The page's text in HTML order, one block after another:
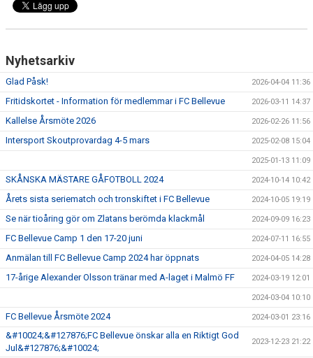
DOMARE
FYSTRÄNING
POLICY SOCIALA MEDIER
FRITIDSKORTET 2026
Nyhetsarkiv
Glad Påsk! 2026-04-04 11:36
Fritidskortet - Information för medlemmar i FC Bellevue 2026-03-11 14:37
Kallelse Årsmöte 2026 2026-02-26 11:56
Intersport Skoutprovardag 4-5 mars 2025-02-08 15:04
2025-01-13 11:09
SKÅNSKA MÄSTARE GÅFOTBOLL 2024 2024-10-14 10:42
Årets sista seriematch och tronskiftet i FC Bellevue 2024-10-05 19:19
Se när tioåring gör om Zlatans berömda klackmål 2024-09-09 16:23
FC Bellevue Camp 1 den 17-20 juni 2024-07-11 16:55
Anmälan till FC Bellevue Camp 2024 har öppnats 2024-04-05 14:28
17-årige Alexander Olsson tränar med A-laget i Malmö FF 2024-03-19 12:01
2024-03-04 10:10
FC Bellevue Årsmöte 2024 2024-03-01 23:16
&#10024;&#127876;FC Bellevue önskar alla en Riktigt God
Jul&#127876;&#10024;
2023-12-23 21:22